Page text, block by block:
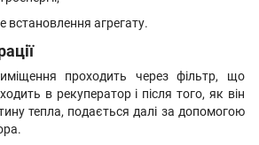
встановлення агрегату.
проходить через фільтр, що
в рекуператор і після того, як він
тепла, подається далі за допомогою